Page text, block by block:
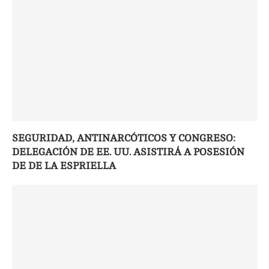
SEGURIDAD, ANTINARCÓTICOS Y CONGRESO:
DELEGACIÓN DE EE. UU. ASISTIRÁ A POSESIÓN
DE DE LA ESPRIELLA